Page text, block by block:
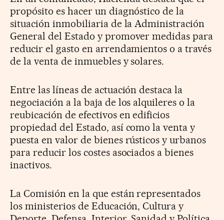
propósito es hacer un diagnóstico de la
situación inmobiliaria de la Administración
General del Estado y promover medidas para
reducir el gasto en arrendamientos o a través
de la venta de inmuebles y solares.
Entre las líneas de actuación destaca la
negociación a la baja de los alquileres o la
reubicación de efectivos en edificios
propiedad del Estado, así como la venta y
puesta en valor de bienes rústicos y urbanos
para reducir los costes asociados a bienes
inactivos.
La Comisión en la que están representados
los ministerios de Educación, Cultura y